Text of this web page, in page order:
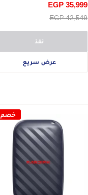
أتموس - أسود
سعر
EGP 35,999
سعر
EGP 42,549
نفذ
عرض سريع
خصم 13%